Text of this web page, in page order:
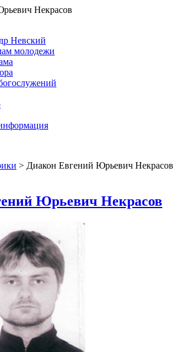
Некрасов
Невский
молодежи
> Диакон Евгений Юрьевич Некрасов
Юрьевич Некрасов